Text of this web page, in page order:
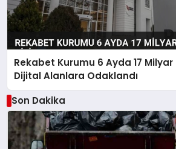
Rekabet Kurumu 6 Ayda 17 Milyar
Dijital Alanlara Odaklandı
Son Dakika